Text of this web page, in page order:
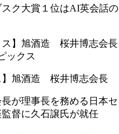
スク大賞１位はAI英会話
ックス
】旭酒造 桜井博志会長
が理事長を務める日本
督に久石譲氏が就任